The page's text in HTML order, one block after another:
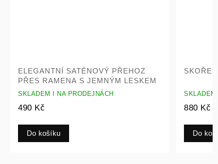
ELEGANTNÍ SATÉNOVÝ PŘEHOZ
PŘES RAMENA S JEMNÝM LESKEM
SKLADEM I NA PRODEJNÁCH
490 Kč
Do košíku
SKLADEM
880 Kč
Do